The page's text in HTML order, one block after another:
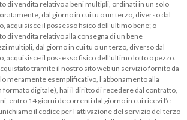
di vendita relativo a beni multipli, ordinati in un solo
dal giorno in cui tu o un terzo, diverso dal
acquisisce il possesso fisico dell’ultimo bene; o
di vendita relativo alla consegna di un bene
multipli, dal giorno in cui tu o un terzo, diverso dal
acquisisce il possesso fisico dell’ultimo lotto o pezzo.
tramite il nostro sito web un servizio fornito da
meramente esemplificativo, l’abbonamento alla
formato digitale), hai il diritto di recedere dal contratto,
entro 14 giorni decorrenti dal giorno in cui ricevi l’e-
il codice per l’attivazione del servizio del terzo